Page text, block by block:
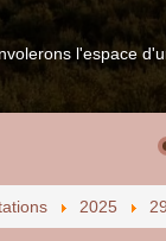
l'espace
2025